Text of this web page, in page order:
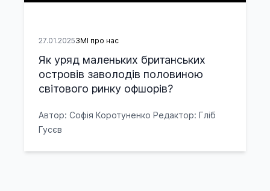
27.01.2025ЗМІ про нас
Як уряд маленьких британських
островів заволодів половиною
світового ринку офшорів?
Автор: Софія Коротуненко Редактор: Гліб
Гусєв